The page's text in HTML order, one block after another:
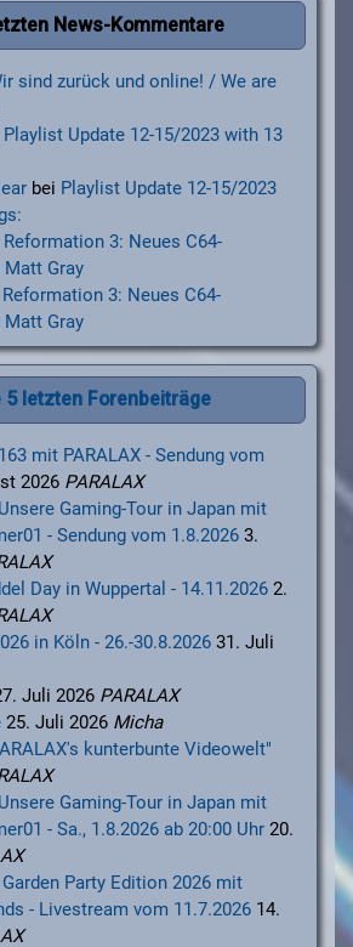
News-Kommentare
sind zurück und online! / We are
Playlist Update 12-15/2023 with 13
bei Playlist Update 12-15/2023
Reformation 3: Neues C64-
Matt Gray
Reformation 3: Neues C64-
Matt Gray
5 letzten Forenbeiträge
mit PARALAX - Sendung vom
2026 PARALAX
Gaming-Tour in Japan mit
- Sendung vom 1.8.2026 3.
Day in Wuppertal - 14.11.2026 2.
in Köln - 26.-30.8.2026 31. Juli
Juli 2026 PARALAX
25. Juli 2026 Micha
kunterbunte Videowelt"
Gaming-Tour in Japan mit
- Sa., 1.8.2026 ab 20:00 Uhr 20.
Party Edition 2026 mit
- Livestream vom 11.7.2026 14.